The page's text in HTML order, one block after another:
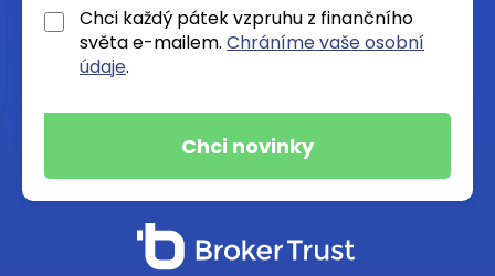
Chci každý pátek vzpruhu z finančního
světa e-mailem. Chráníme vaše osobní
údaje.